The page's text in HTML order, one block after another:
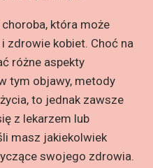
która może
zdrowie kobiet. Choć na
różne aspekty
tym objawy, metody
to jednak zawsze
z lekarzem lub
masz jakiekolwiek
swojego zdrowia.